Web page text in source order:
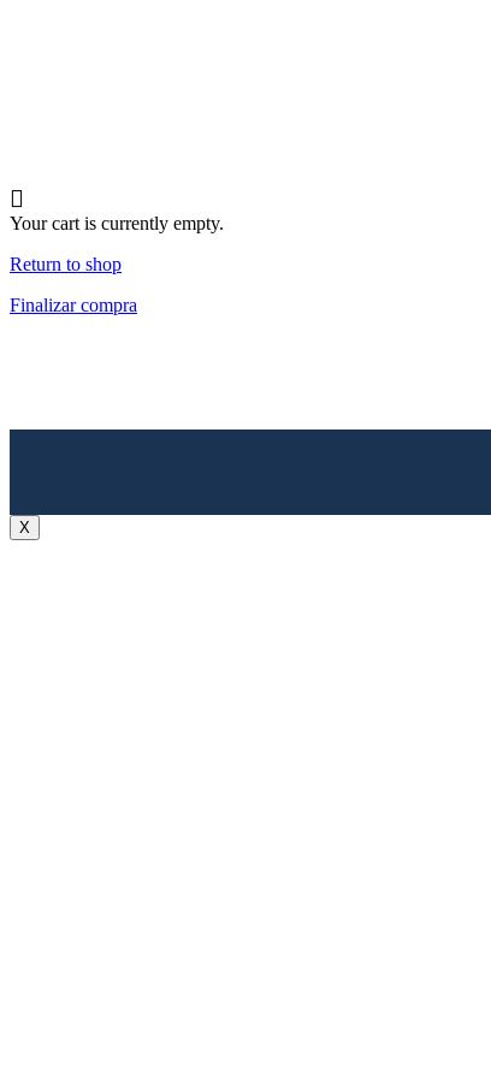
Your cart is currently empty.
Return to shop
Finalizar compra
X